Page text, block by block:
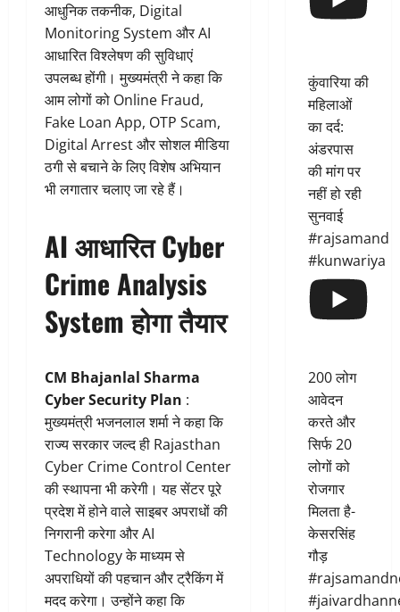
आधुनिक तकनीक, Digital
Monitoring System और AI
आधारित विश्लेषण की सुविधाएं
उपलब्ध होंगी। मुख्यमंत्री ने कहा कि
आम लोगों को Online Fraud,
Fake Loan App, OTP Scam,
Digital Arrest और सोशल मीडिया
ठगी से बचाने के लिए विशेष अभियान
भी लगातार चलाए जा रहे हैं।
AI आधारित Cyber
Crime Analysis
System होगा तैयार
CM Bhajanlal Sharma
Cyber Security Plan :
मुख्यमंत्री भजनलाल शर्मा ने कहा कि
राज्य सरकार जल्द ही Rajasthan
Cyber Crime Control Center
की स्थापना भी करेगी। यह सेंटर पूरे
प्रदेश में होने वाले साइबर अपराधों की
निगरानी करेगा और AI
Technology के माध्यम से
अपराधियों की पहचान और ट्रैकिंग में
मदद करेगा। उन्होंने कहा कि
कुंवारिया की
महिलाओं
का दर्द:
अंडरपास
की मांग पर
नहीं हो रही
सुनवाई
#rajsamand
#kunwariya
200 लोग
आवेदन
करते और
सिर्फ 20
लोगों को
रोजगार
मिलता है-
केसरसिंह
गौड़